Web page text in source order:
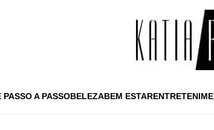
PASSO A PASSOBELEZABEM ESTAR